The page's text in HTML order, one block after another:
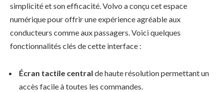
simplicité et son efficacité. Volvo a conçu cet espace
numérique pour offrir une expérience agréable aux
conducteurs comme aux passagers. Voici quelques
fonctionnalités clés de cette interface :
Écran tactile central de haute résolution permettant un
accès facile à toutes les commandes.